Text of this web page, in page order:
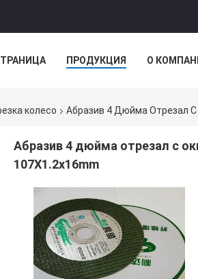
ПРОДУКЦИЯ О
колесо Абразив 4 Дюйма Отрезал
Абразив 4 дюйма отрезал с
107X1.2x16mm